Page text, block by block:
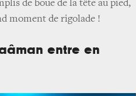
de boue de la tête au pied,
moment de rigolade !
entre en